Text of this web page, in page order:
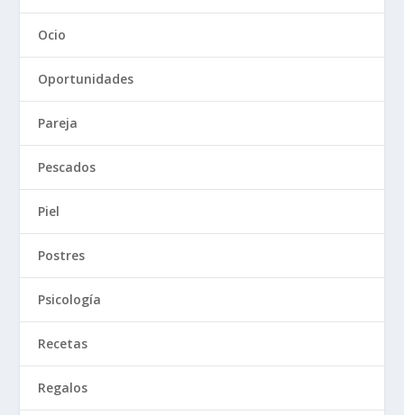
Ocio
Oportunidades
Pareja
Pescados
Piel
Postres
Psicología
Recetas
Regalos